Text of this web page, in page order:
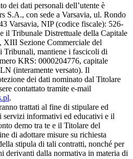
dei dati personali dell’utente è
con sede a Varsavia, ul. Rondo
Varsavia, NIP (codice fiscale): 526-
il Tribunale Distrettuale della Capitale
XIII Sezione Commerciale del
Tribunali, mantiene i fascicoli di
KRS: 0000204776, capitale
(interamente versato). Il
dei dati nominato dal Titolare
contattato tramite e-mail
.
trattati al fine di stipulare ed
servizi informativi ed educativi e il
demo tra te e il Titolare del
di adottare misure su richiesta
stipula di tali contratti, nonché per
derivanti dalla normativa in materia di